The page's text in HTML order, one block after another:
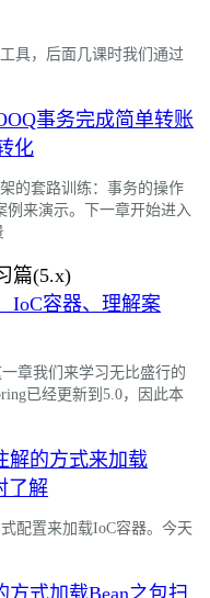
具，后面几课时我们通过
事务完成简单转账
化
的套路训练：事务的操作
例来演示。下一章开始进入
篇(5.x)
IoC容器、理解案
章我们来学习无比盛行的
已经更新到5.0，因此本
解的方式来加载
了解
配置来加载IoC容器。今天
式加载Bean之包扫